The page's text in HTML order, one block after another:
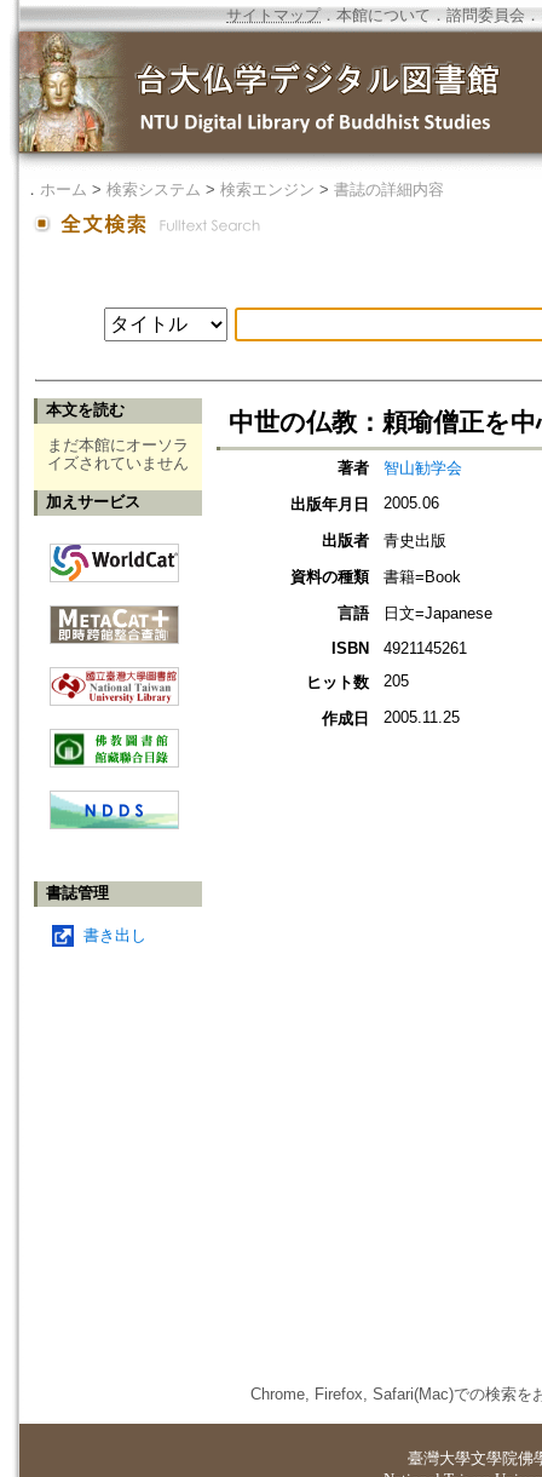
サイトマップ．本館について ． 諮問委員会 ．
． ホーム > 検索システム > 検索エンジン > 書誌の詳細内容
本文を読む
まだ本館にオーソラ
イズされていません
加えサービス
書誌管理
書き出し
中世の仏教：頼瑜僧正を
著者
智山勧学会
出版年月日
2005.06
出版者
青史出版
資料の種類
書籍=Book
言語
日文=Japanese
ISBN
4921145261
ヒット数
205
作成日 2005.11.25
Chrome, Firefox, Safari(Mac)での検索を
臺灣大學文學院佛